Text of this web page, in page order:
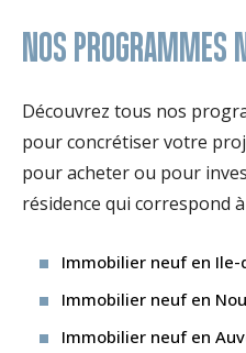
NOS PROGRAMMES
Découvrez tous nos
pour concrétiser votre
pour acheter ou pour
résidence qui correspond
Immobilier neuf en Ile-
Immobilier neuf en
Immobilier neuf en